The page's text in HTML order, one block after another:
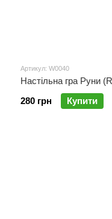
Артикул: W0040
Настільна гра Руни
280 грн
Купити